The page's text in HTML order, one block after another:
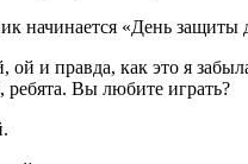
начинается «День защиты
ой и правда, как это я
ребята. Вы любите играть?